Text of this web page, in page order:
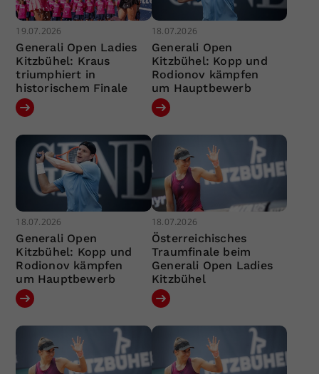
19.07.2026
Generali Open Ladies
Kitzbühel: Kraus
triumphiert in
historischem Finale
18.07.2026
Generali Open
Kitzbühel: Kopp und
Rodionov kämpfen
um Hauptbewerb
18.07.2026
Generali Open
Kitzbühel: Kopp und
Rodionov kämpfen
um Hauptbewerb
18.07.2026
Österreichisches
Traumfinale beim
Generali Open Ladies
Kitzbühel